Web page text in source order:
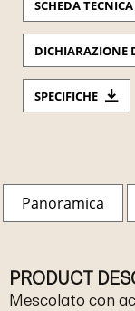
SCHEDA TECNICA
DICHIARAZIONE
SPECIFICHE
Panoramica
PRODUCT
Mescolato con